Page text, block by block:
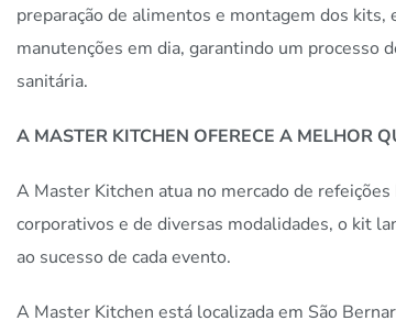
preparação de alimentos e montagem dos
manutenções em dia, garantindo um processo
sanitária.
A MASTER KITCHEN OFERECE A MELHOR
A Master Kitchen atua no mercado de
corporativos e de diversas modalidades, o kit
ao sucesso de cada evento.
A Master Kitchen está localizada em São